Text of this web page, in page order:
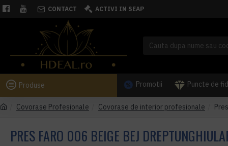
CONTACT ACTIVI IN SEAP
Produse Promotii Puncte de
Covorase Profesionale Covorase de interior profesionale
PRES FARO 006 BEIGE BEJ